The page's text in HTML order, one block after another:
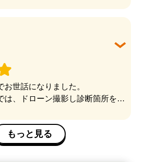
避けたい方はなるやらないは別と
が良い会社様であると感じます。
世話になりました。
は、ドローン撮影し診断箇所を動
所等を確認する事が出来ました。
されていてとてもわかりやすく、
もっと見る